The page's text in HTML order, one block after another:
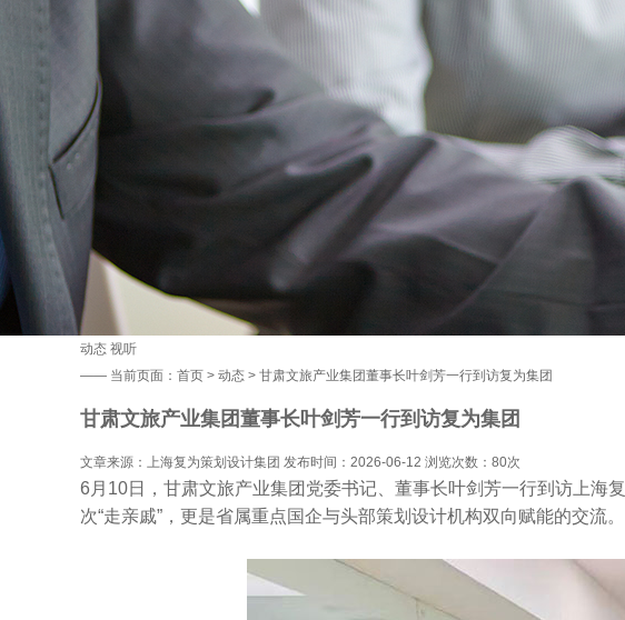
动态 视听
—— 当前页面： 首页 > 动态 > 甘肃文旅产业集团董事长叶剑芳一行到访复为集团
甘肃文旅产业集团董事长叶剑芳一行到访复为集团
文章来源：上海复为策划设计集团 发布时间：2026-06-12 浏览次数： 80次
6月10日，甘肃文旅产业集团党委书记、董事长叶剑芳一行到访上海
次“走亲戚”，更是省属重点国企与头部策划设计机构双向赋能的交流。